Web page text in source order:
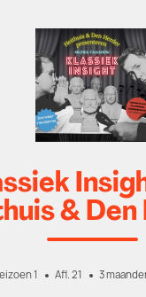
&
1 Afl. 21 3